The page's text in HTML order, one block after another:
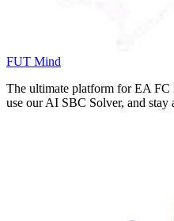
FUT Mind
The ultimate platform for EA FC
use our AI SBC Solver, and stay